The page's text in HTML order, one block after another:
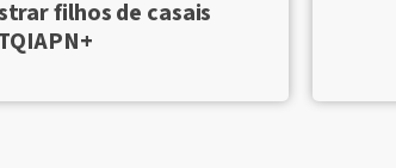
filhos de casais